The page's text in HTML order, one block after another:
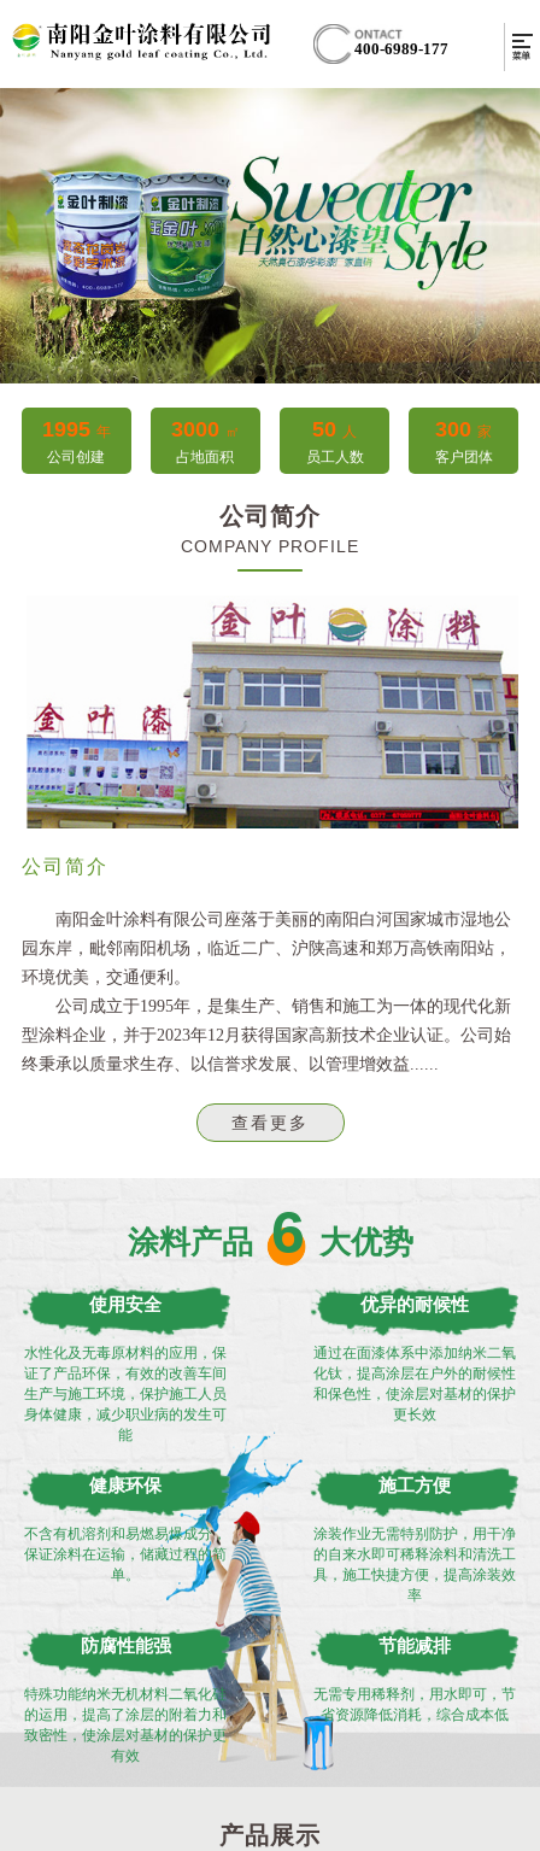
400-6989-177
1995 年
公司创建
3000 ㎡
占地面积
50 人
员工人数
300 家
客户团体
公司简介
COMPANY PROFILE
公司简介
南阳金叶涂料有限公司座落于美丽的南阳白河国家城市湿地公
园东岸，毗邻南阳机场，临近二广、沪陕高速和郑万高铁南阳站，
环境优美，交通便利。
公司成立于1995年，是集生产、销售和施工为一体的现代化新
型涂料企业，并于2023年12月获得国家高新技术企业认证。公司始
终秉承以质量求生存、以信誉求发展、以管理增效益......
查看更多
涂料产品 6 大优势
使用安全
水性化及无毒原材料的应用，保
证了产品环保，有效的改善车间
生产与施工环境，保护施工人员
身体健康，减少职业病的发生可
能
优异的耐候性
通过在面漆体系中添加纳米二氧
化钛，提高涂层在户外的耐候性
和保色性，使涂层对基材的保护
更长效
健康环保
不含有机溶剂和易燃易爆成分，
保证涂料在运输，储藏过程的简
单。
施工方便
涂装作业无需特别防护，用干净
的自来水即可稀释涂料和清洗工
具，施工快捷方便，提高涂装效
率
防腐性能强
特殊功能纳米无机材料二氧化硅
的运用，提高了涂层的附着力和
致密性，使涂层对基材的保护更
有效
节能减排
无需专用稀释剂，用水即可，节
省资源降低消耗，综合成本低
产品展示